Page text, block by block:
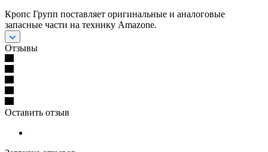
Кропс Групп поставляет оригинальные и аналоговые
запасные части на технику Amazone.
Отзывы
Оставить отзыв